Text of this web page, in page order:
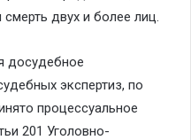
двух и более лиц.
досудебное
экспертиз, по
процессуальное
201 Уголовно-